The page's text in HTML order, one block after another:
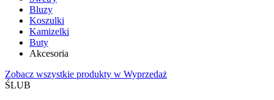
Bluzy
Koszulki
Kamizelki
Buty
Akcesoria
Zobacz wszystkie produkty w Wyprzedaż
ŚLUB